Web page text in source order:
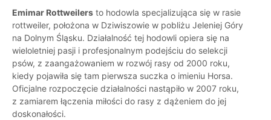
Emimar Rottweilers to hodowla specjalizująca się w rasie
rottweiler, położona w Dziwiszowie w pobliżu Jeleniej Góry
na Dolnym Śląsku. Działalność tej hodowli opiera się na
wieloletniej pasji i profesjonalnym podejściu do selekcji
psów, z zaangażowaniem w rozwój rasy od 2000 roku,
kiedy pojawiła się tam pierwsza suczka o imieniu Horsa.
Oficjalne rozpoczęcie działalności nastąpiło w 2007 roku,
z zamiarem łączenia miłości do rasy z dążeniem do jej
doskonałości.